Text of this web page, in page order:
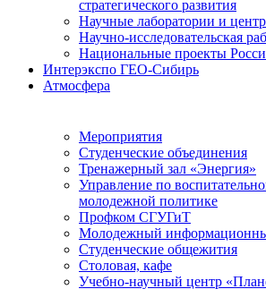
стратегического развития
Научные лаборатории и
Научно-исследовательская
Национальные проекты
Интерэкспо ГЕО-Сибирь
Атмосфера
Мероприятия
Студенческие объединения
Тренажерный зал «Энергия»
Управление по
молодежной политике
Профком СГУГиТ
Молодежный
Студенческие общежития
Столовая, кафе
Учебно-научный центр